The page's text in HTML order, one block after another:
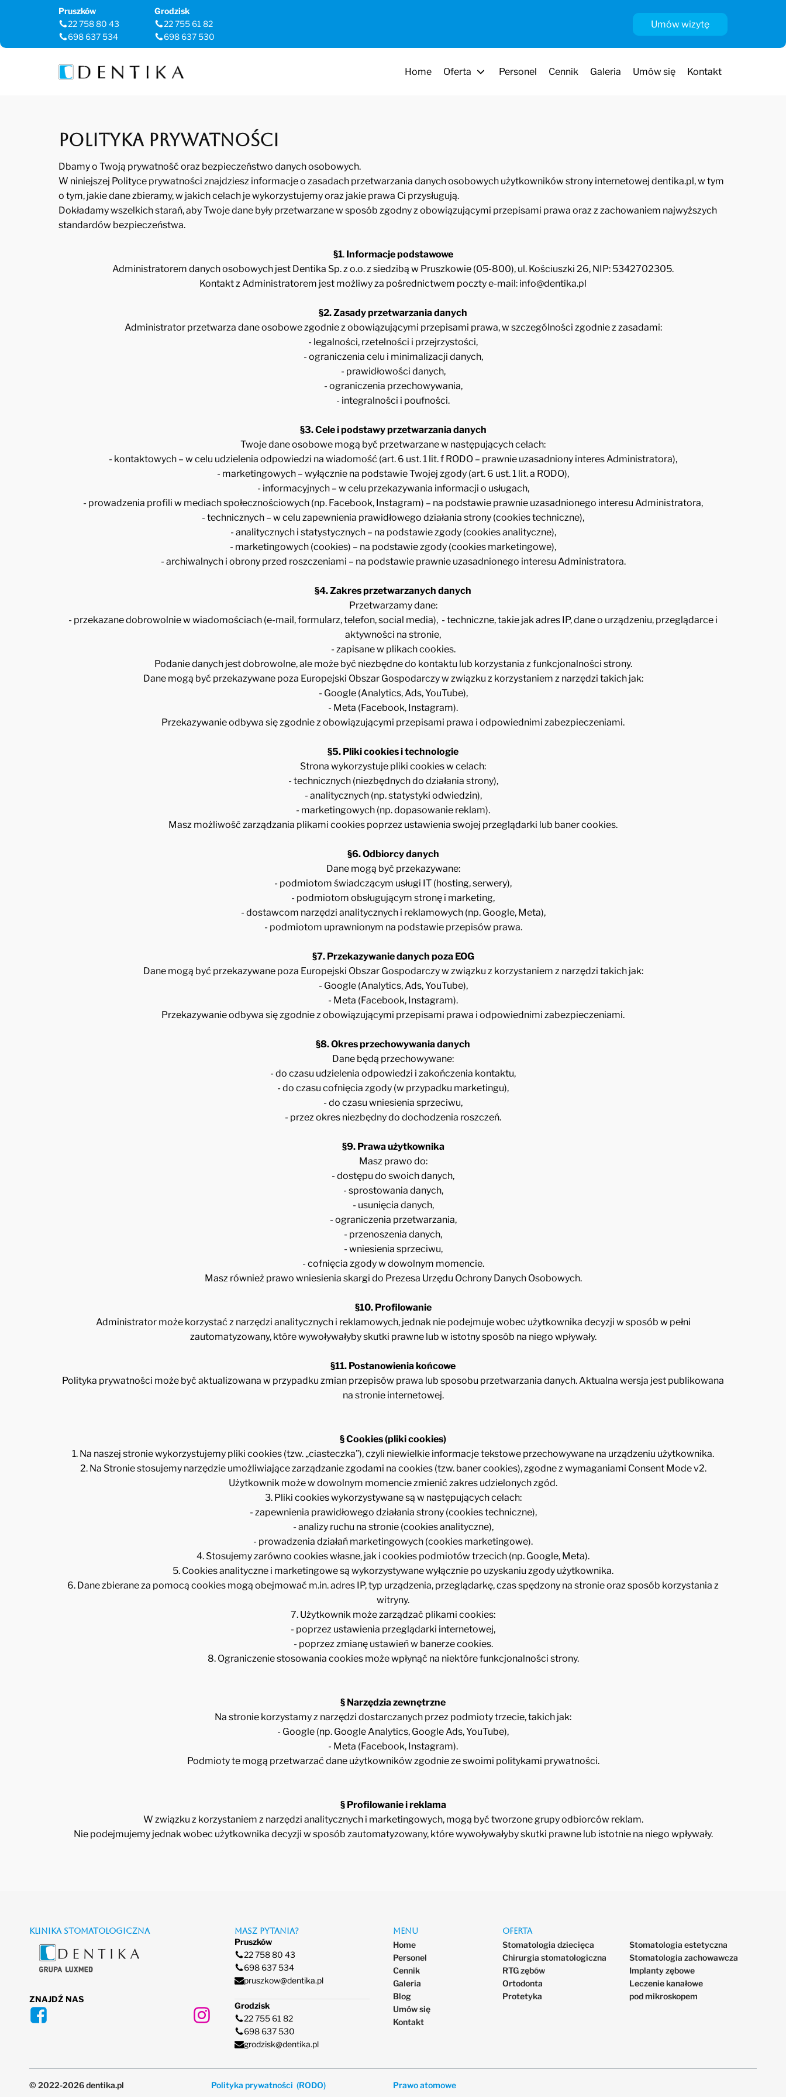
Pruszków
22 758 80 43
698 637 534
Grodzisk
22 755 61 82
698 637 530
Umów wizytę
Home Oferta Personel Cennik Galeria Umów się Kontakt
Polityka prywatności
Dbamy o Twoją prywatność oraz bezpieczeństwo danych osobowych.
W niniejszej Polityce prywatności znajdziesz informacje o zasadach przetwarzania danych osobowych użytkowników strony internetowej dentika.pl, w tym
o tym, jakie dane zbieramy, w jakich celach je wykorzystujemy oraz jakie prawa Ci przysługują.
Dokładamy wszelkich starań, aby Twoje dane były przetwarzane w sposób zgodny z obowiązującymi przepisami prawa oraz z zachowaniem najwyższych
standardów bezpieczeństwa.
§1.Informacje podstawowe
Administratorem danych osobowych jest Dentika Sp. z o.o. z siedzibą w Pruszkowie (05-800), ul. Kościuszki 26, NIP: 5342702305.
Kontakt z Administratorem jest możliwy za pośrednictwem poczty e-mail: info@dentika.pl
§2. Zasady przetwarzania danych
Administrator przetwarza dane osobowe zgodnie z obowiązującymi przepisami prawa, w szczególności zgodnie z zasadami:
- legalności, rzetelności i przejrzystości,
- ograniczenia celu i minimalizacji danych,
- prawidłowości danych,
- ograniczenia przechowywania,
- integralności i poufności.
§3. Cele i podstawy przetwarzania danych
Twoje dane osobowe mogą być przetwarzane w następujących celach:
- kontaktowych – w celu udzielenia odpowiedzi na wiadomość (art. 6 ust. 1 lit. f RODO – prawnie uzasadniony interes Administratora),
- marketingowych – wyłącznie na podstawie Twojej zgody (art. 6 ust. 1 lit. a RODO),
- informacyjnych – w celu przekazywania informacji o usługach,
- prowadzenia profili w mediach społecznościowych (np. Facebook, Instagram) – na podstawie prawnie uzasadnionego interesu Administratora,
- technicznych – w celu zapewnienia prawidłowego działania strony (cookies techniczne),
- analitycznych i statystycznych – na podstawie zgody (cookies analityczne),
- marketingowych (cookies) – na podstawie zgody (cookies marketingowe),
- archiwalnych i obrony przed roszczeniami – na podstawie prawnie uzasadnionego interesu Administratora.
§4. Zakres przetwarzanych danych
Przetwarzamy dane:
- przekazane dobrowolnie w wiadomościach (e-mail, formularz, telefon, social media), - techniczne, takie jak adres IP, dane o urządzeniu, przeglądarce i
aktywności na stronie,
- zapisane w plikach cookies.
Podanie danych jest dobrowolne, ale może być niezbędne do kontaktu lub korzystania z funkcjonalności strony.
Dane mogą być przekazywane poza Europejski Obszar Gospodarczy w związku z korzystaniem z narzędzi takich jak:
- Google (Analytics, Ads, YouTube),
- Meta (Facebook, Instagram).
Przekazywanie odbywa się zgodnie z obowiązującymi przepisami prawa i odpowiednimi zabezpieczeniami.
§5. Pliki cookies i technologie
Strona wykorzystuje pliki cookies w celach:
- technicznych (niezbędnych do działania strony),
- analitycznych (np. statystyki odwiedzin),
- marketingowych (np. dopasowanie reklam).
Masz możliwość zarządzania plikami cookies poprzez ustawienia swojej przeglądarki lub baner cookies.
§6. Odbiorcy danych
Dane mogą być przekazywane:
- podmiotom świadczącym usługi IT (hosting, serwery),
- podmiotom obsługującym stronę i marketing,
- dostawcom narzędzi analitycznych i reklamowych (np. Google, Meta),
- podmiotom uprawnionym na podstawie przepisów prawa.
§7. Przekazywanie danych poza EOG
Dane mogą być przekazywane poza Europejski Obszar Gospodarczy w związku z korzystaniem z narzędzi takich jak:
- Google (Analytics, Ads, YouTube),
- Meta (Facebook, Instagram).
Przekazywanie odbywa się zgodnie z obowiązującymi przepisami prawa i odpowiednimi zabezpieczeniami.
§8. Okres przechowywania danych
Dane będą przechowywane:
- do czasu udzielenia odpowiedzi i zakończenia kontaktu,
- do czasu cofnięcia zgody (w przypadku marketingu),
- do czasu wniesienia sprzeciwu,
- przez okres niezbędny do dochodzenia roszczeń.
§9. Prawa użytkownika
Masz prawo do:
- dostępu do swoich danych,
- sprostowania danych,
- usunięcia danych,
- ograniczenia przetwarzania,
- przenoszenia danych,
- wniesienia sprzeciwu,
- cofnięcia zgody w dowolnym momencie.
Masz również prawo wniesienia skargi do Prezesa Urzędu Ochrony Danych Osobowych.
§10. Profilowanie
Administrator może korzystać z narzędzi analitycznych i reklamowych, jednak nie podejmuje wobec użytkownika decyzji w sposób w pełni
zautomatyzowany, które wywoływałyby skutki prawne lub w istotny sposób na niego wpływały.
§11. Postanowienia końcowe
Polityka prywatności może być aktualizowana w przypadku zmian przepisów prawa lub sposobu przetwarzania danych. Aktualna wersja jest publikowana
na stronie internetowej.
§ Cookies (pliki cookies)
1. Na naszej stronie wykorzystujemy pliki cookies (tzw. „ciasteczka”), czyli niewielkie informacje tekstowe przechowywane na urządzeniu użytkownika.
2. Na Stronie stosujemy narzędzie umożliwiające zarządzanie zgodami na cookies (tzw. baner cookies), zgodne z wymaganiami Consent Mode v2.
Użytkownik może w dowolnym momencie zmienić zakres udzielonych zgód.
3. Pliki cookies wykorzystywane są w następujących celach:
- zapewnienia prawidłowego działania strony (cookies techniczne),
- analizy ruchu na stronie (cookies analityczne),
- prowadzenia działań marketingowych (cookies marketingowe).
4. Stosujemy zarówno cookies własne, jak i cookies podmiotów trzecich (np. Google, Meta).
5. Cookies analityczne i marketingowe są wykorzystywane wyłącznie po uzyskaniu zgody użytkownika.
6. Dane zbierane za pomocą cookies mogą obejmować m.in. adres IP, typ urządzenia, przeglądarkę, czas spędzony na stronie oraz sposób korzystania z
witryny.
7. Użytkownik może zarządzać plikami cookies:
- poprzez ustawienia przeglądarki internetowej,
- poprzez zmianę ustawień w banerze cookies.
8. Ograniczenie stosowania cookies może wpłynąć na niektóre funkcjonalności strony.
§ Narzędzia zewnętrzne
Na stronie korzystamy z narzędzi dostarczanych przez podmioty trzecie, takich jak:
- Google (np. Google Analytics, Google Ads, YouTube),
- Meta (Facebook, Instagram).
Podmioty te mogą przetwarzać dane użytkowników zgodnie ze swoimi politykami prywatności.
§ Profilowanie i reklama
W związku z korzystaniem z narzędzi analitycznych i marketingowych, mogą być tworzone grupy odbiorców reklam.
Nie podejmujemy jednak wobec użytkownika decyzji w sposób zautomatyzowany, które wywoływałyby skutki prawne lub istotnie na niego wpływały.
Klinika stomatologiczna
ZNAJDŹ NAS
Masz pytania?
Pruszków
22 758 80 43
698 637 534
pruszkow@dentika.pl
Grodzisk
22 755 61 82
698 637 530
grodzisk@dentika.pl
Menu
Home
Personel
Cennik
Galeria
Blog
Umów się
Kontakt
Oferta
Stomatologia dziecięca
Chirurgia stomatologiczna
RTG zębów
Ortodonta
Protetyka
Stomatologia estetyczna
Stomatologia zachowawcza
Implanty zębowe
Leczenie kanałowe
pod mikroskopem
© 2022-2026 dentika.pl Polityka prywatności (RODO) Prawo atomowe